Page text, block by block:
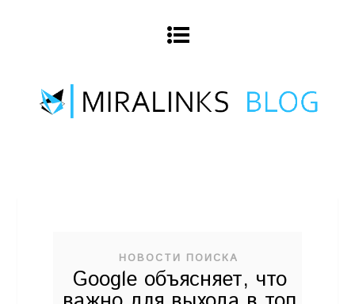
НОВОСТИ ПОИСКА
Google объясняет, что